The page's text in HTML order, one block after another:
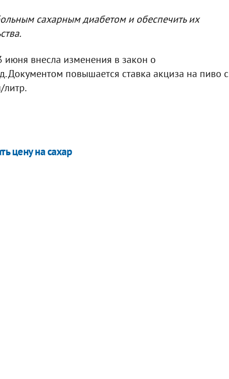
сахарным диабетом и обеспечить их
июня внесла изменения в закон о
Документом повышается ставка акциза на пиво с
литр.
цену на сахар